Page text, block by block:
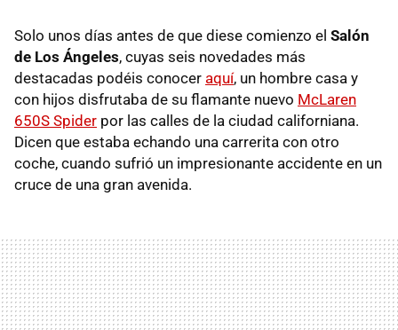
Solo unos días antes de que diese comienzo el Salón
de Los Ángeles, cuyas seis novedades más
destacadas podéis conocer aquí, un hombre casa y
con hijos disfrutaba de su flamante nuevo McLaren
650S Spider por las calles de la ciudad californiana.
Dicen que estaba echando una carrerita con otro
coche, cuando sufrió un impresionante accidente en un
cruce de una gran avenida.